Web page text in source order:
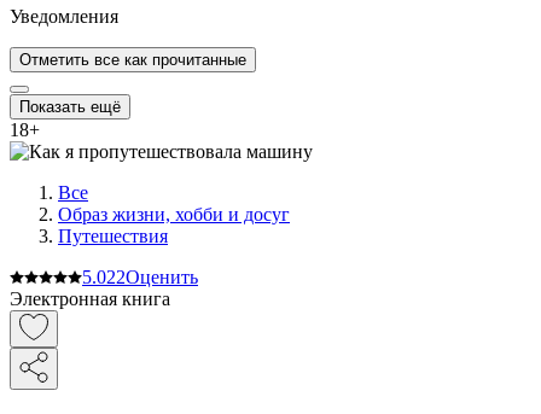
Уведомления
Отметить все как прочитанные
Показать ещё
18+
Все
Образ жизни, хобби и досуг
Путешествия
5.022Оценить
Электронная книга